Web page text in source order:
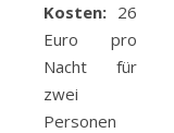
Kosten: 26
Euro pro
Nacht für
zwei
Personen